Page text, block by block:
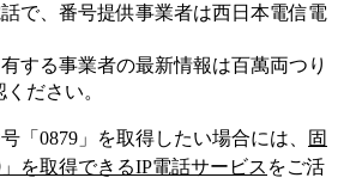
で、番号提供事業者は西日本電信電
する事業者の最新情報は百萬両つり
ださい。
「 0879 」を取得したい場合には、
固
」を取得できるIP電話サービス をご活